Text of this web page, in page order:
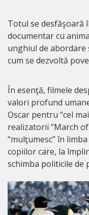
Totul se desfăşoară
documentar cu
unghiul de abordare
cum se dezvoltă
În esenţă, filmele
valori profund
Oscar pentru “cel
realizatorii “March
“mulţumesc” în
copiilor care, la
schimba politicile de